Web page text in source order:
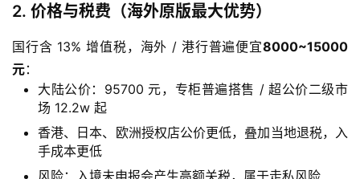
2. 价格与税费（海外原版最大优势）
国行含 13% 增值税，海外 / 港行普遍便宜8000~15000
元：
大陆公价：95700 元，专柜普遍搭售 / 超公价二级市
场 12.2w 起
香港、日本、欧洲授权店公价更低，叠加当地退税，入
手成本更低
风险：入境未申报会产生高额关税，属于走私风险